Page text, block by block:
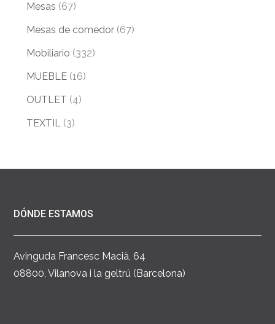
Mesas (67)
Mesas de comedor (67)
Mobiliario (332)
MUEBLE (16)
OUTLET (4)
TEXTIL (3)
DÓNDE ESTAMOS
Avinguda Francesc Macià, 64
08800, Vilanova i la geltrú (Barcelona)